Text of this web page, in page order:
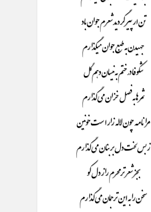
تن ار پیر گردید شعرم جوان باد
جهیدن به طبع جوان میگذارم
شکوفا در ختم به نیسان دهم گل
ثمر ها به فصل خزان می گذارم
مرا نامه چون لاله زار است خونین
ز بس لخت دل بر بنان می گذارم
بجز شعر تر محرم راز دل کو
سخن را به این ترجمان می گذارم